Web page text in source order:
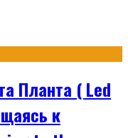
Планта ( Led
к